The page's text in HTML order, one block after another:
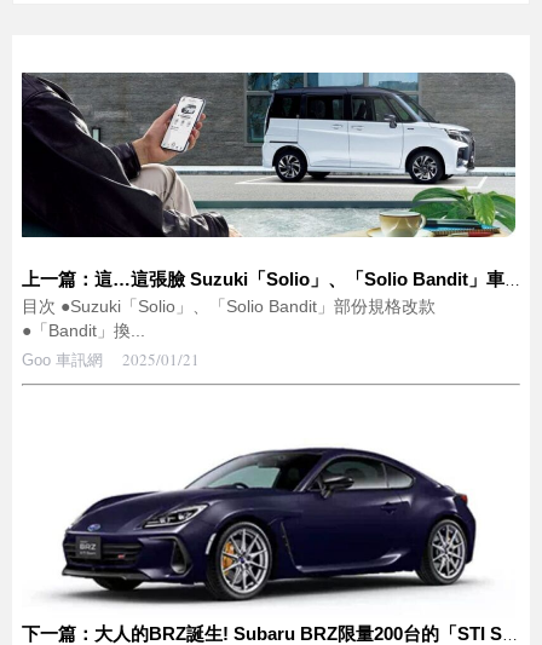
上一篇：這…這張臉 Suzuki「Solio」、「Solio Bandit」車頭更新!
目次 ●Suzuki「Solio」、「Solio Bandit」部份規格改款
●「Bandit」換...
Goo 車訊網 2025/01/21